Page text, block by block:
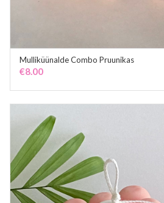
ADD TO CART
Mulliküünalde Combo Pruunikas
€8.00